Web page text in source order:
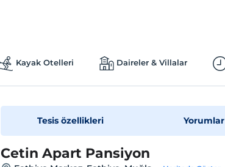
Kayak Otelleri Daireler & Villalar
Tesis özellikleri Yorumlar
Cetin Apart Pansiyon